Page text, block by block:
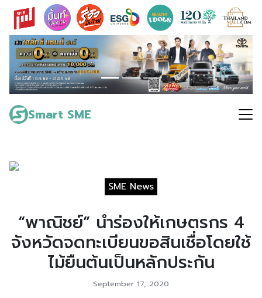
Skip
content
Smart SME
Search
for:
SME News
“พาณิชย์” นำร่องให้เกษตรกร 4
จังหวัดจดทะเบียนขอสินเชื่อโดยใช้
ไม้ยืนต้นเป็นหลักประกัน
September 17, 2020